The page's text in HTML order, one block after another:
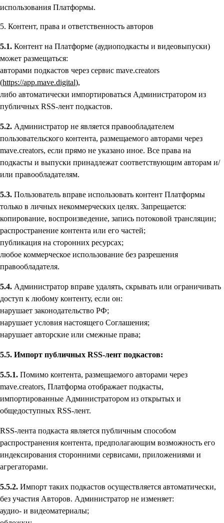
использования Платформы.
5. Контент, права и ответственность авторов
5.1. Контент на Платформе (аудиоподкасты и видеовыпуски)
может размещаться:
авторами подкастов через сервис mave.creators
(https://app.mave.digital),
либо автоматически импортироваться Администратором из
публичных RSS-лент подкастов.
5.2. Администратор не является правообладателем
пользовательского контента, размещаемого авторами через
mave.creators, если прямо не указано иное. Все права на
подкасты и выпуски принадлежат соответствующим авторам и/
или правообладателям.
5.3. Пользователь вправе использовать контент Платформы
только в личных некоммерческих целях. Запрещается:
копирование, воспроизведение, запись потоковой трансляции;
распространение контента или его частей;
публикация на сторонних ресурсах;
любое коммерческое использование без разрешения
правообладателя.
5.4. Администратор вправе удалять, скрывать или ограничивать
доступ к любому контенту, если он:
нарушает законодательство РФ;
нарушает условия настоящего Соглашения;
нарушает авторские или смежные права;
5.5. Импорт публичных RSS-лент подкастов:
5.5.1. Помимо контента, размещаемого авторами через
mave.creators, Платформа отображает подкасты,
импортированные Администратором из открытых и
общедоступных RSS-лент.
RSS-лента подкаста является публичным способом
распространения контента, предполагающим возможность его
индексирования сторонними сервисами, приложениями и
агрегаторами.
5.5.2. Импорт таких подкастов осуществляется автоматически,
без участия Авторов. Администратор не изменяет:
аудио- и видеоматериалы;